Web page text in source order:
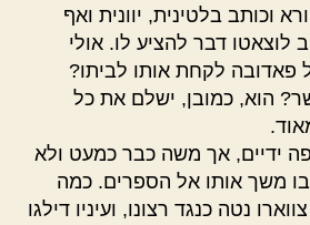
וכותב בלטינית, יוונית ואף
לוצאטו דבר להציע לו. אולי
פאדובה לקחת אותו לביתו?
הוא, כמובן, ישלם את כל
ידיים, אך משה כבר כמעט ולא
משך אותו אל הספרים. כמה
נטה כנגד רצונו, ועיניו דילגו